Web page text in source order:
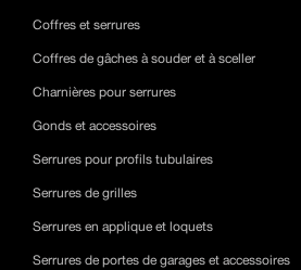
Coffres et serrures
Coffres de gâches à souder et à sceller
Charnières pour serrures
Gonds et accessoires
Serrures pour profils tubulaires
Serrures de grilles
Serrures en applique et loquets
Serrures de portes de garages et accessoires